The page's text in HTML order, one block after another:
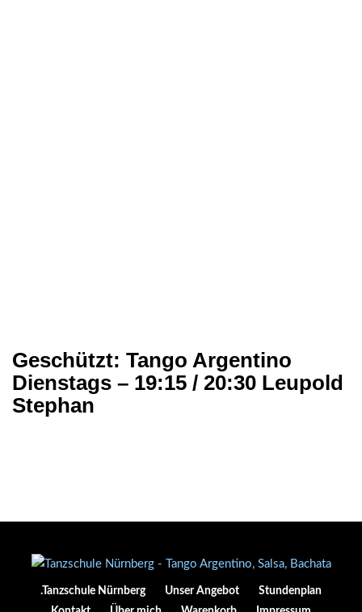
Geschützt: Tango Argentino
Dienstags – 19:15 / 20:30 Leupold
Stephan
.Tanzschule Nürnberg Unser Angebot
Stundenplan